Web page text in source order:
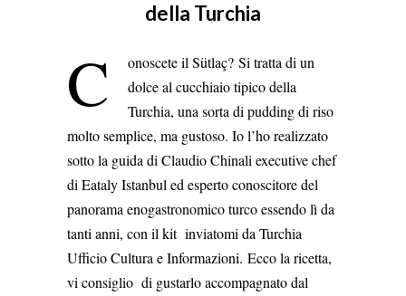
della Turchia
C
onoscete il Sütlaç? Si tratta di un
dolce al cucchiaio tipico della
Turchia, una sorta di pudding di riso
molto semplice, ma gustoso. Io l’ho realizzato
sotto la guida di Claudio Chinali executive chef
di Eataly Istanbul ed esperto conoscitore del
panorama enogastronomico turco essendo lì da
tanti anni, con il kit inviatomi da Turchia
Ufficio Cultura e Informazioni. Ecco la ricetta,
vi consiglio di gustarlo accompagnato dal